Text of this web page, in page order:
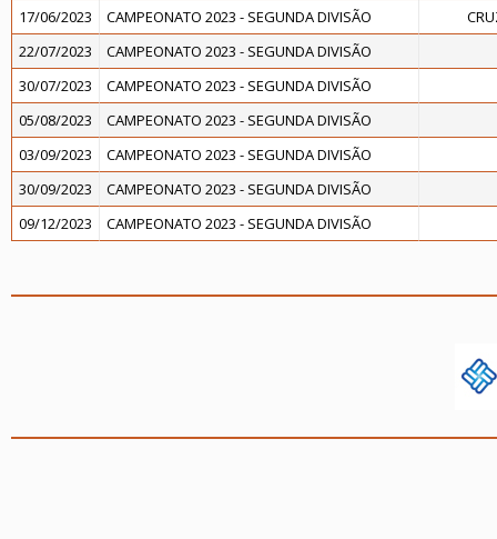
17/06/2023
CAMPEONATO 2023 - SEGUNDA DIVISÃO
22/07/2023
CAMPEONATO 2023 - SEGUNDA DIVISÃO
30/07/2023
CAMPEONATO 2023 - SEGUNDA DIVISÃO
05/08/2023
CAMPEONATO 2023 - SEGUNDA DIVISÃO
03/09/2023
CAMPEONATO 2023 - SEGUNDA DIVISÃO
30/09/2023
CAMPEONATO 2023 - SEGUNDA DIVISÃO
09/12/2023
CAMPEONATO 2023 - SEGUNDA DIVISÃO